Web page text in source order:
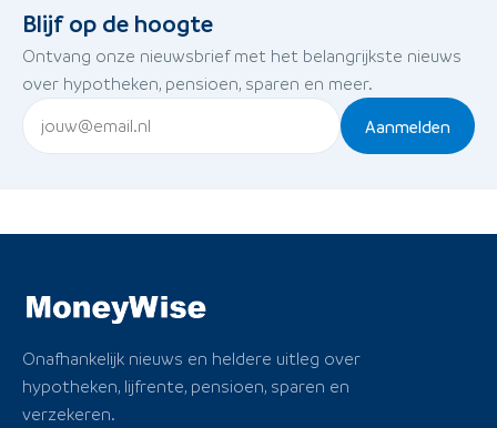
Blijf op de hoogte
Ontvang onze nieuwsbrief met het belangrijkste nieuws
over hypotheken, pensioen, sparen en meer.
Aanmelden
Onafhankelijk nieuws en heldere uitleg over
hypotheken, lijfrente, pensioen, sparen en
verzekeren.